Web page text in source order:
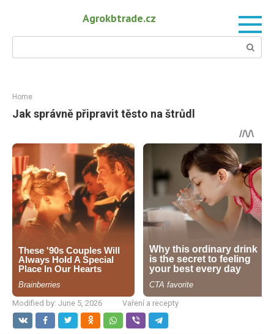
Agrokbtrade.cz
Home
Jak správně připravit těsto na štrůdl
Modified by: June 5, 2026 Vaření a recepty